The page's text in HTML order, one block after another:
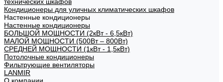
Кондиционеры для уличных климатических шкафов
Настенные кондиционеры
Настенные кондиционеры
БОЛЬШОЙ МОЩНОСТИ (2кВт - 6,5кВт)
МАЛОЙ МОЩНОСТИ (500Вт – 800Вт)
СРЕДНЕЙ МОЩНОСТИ (1кВт - 1,5кВт)
Потолочные кондиционеры
Фильтрующие вентиляторы
LANMIR